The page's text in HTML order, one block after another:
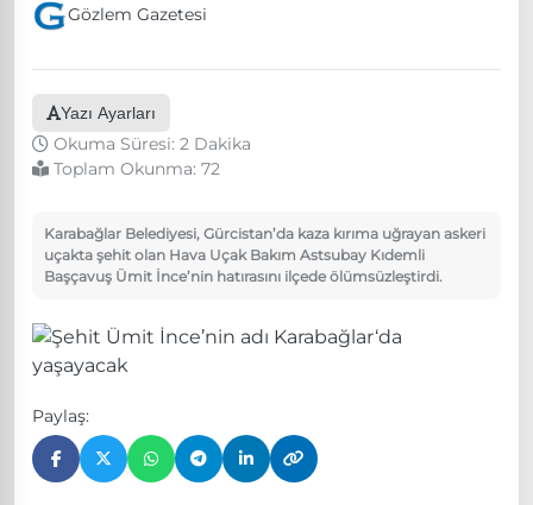
Gözlem Gazetesi
Yazı Ayarları
Okuma Süresi: 2 Dakika
Toplam Okunma: 72
Karabağlar Belediyesi, Gürcistan’da kaza kırıma uğrayan askeri
uçakta şehit olan Hava Uçak Bakım Astsubay Kıdemli
Başçavuş Ümit İnce’nin hatırasını ilçede ölümsüzleştirdi.
Paylaş: